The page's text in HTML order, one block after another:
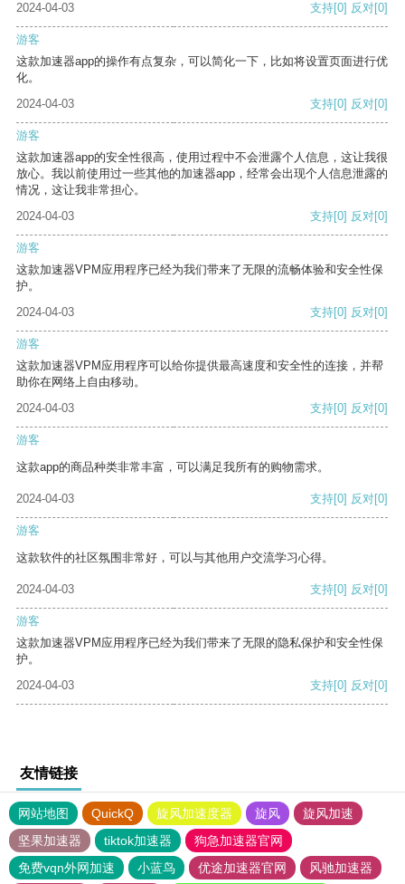
2024-04-03
支持[0] 反对[0]
游客
这款加速器app的操作有点复杂，可以简化一下，比如将设置页面进行优
化。
2024-04-03
支持[0] 反对[0]
游客
这款加速器app的安全性很高，使用过程中不会泄露个人信息，这让我很
放心。我以前使用过一些其他的加速器app，经常会出现个人信息泄露的
情况，这让我非常担心。
2024-04-03
支持[0] 反对[0]
游客
这款加速器VPM应用程序已经为我们带来了无限的流畅体验和安全性保
护。
2024-04-03
支持[0] 反对[0]
游客
这款加速器VPM应用程序可以给你提供最高速度和安全性的连接，并帮
助你在网络上自由移动。
2024-04-03
支持[0] 反对[0]
游客
这款app的商品种类非常丰富，可以满足我所有的购物需求。
2024-04-03 支持[0] 反对[0]
游客
这款软件的社区氛围非常好，可以与其他用户交流学习心得。
2024-04-03 支持[0] 反对[0]
游客
这款加速器VPM应用程序已经为我们带来了无限的隐私保护和安全性保
护。
2024-04-03
支持[0] 反对[0]
友情链接
网站地图 QuickQ 旋风加速度器 旋风
旋风加速
坚果加速器
tiktok加速器
狗急加速器官网
免费vqn外网加速
小蓝鸟 优途加速器官网 风驰加速器